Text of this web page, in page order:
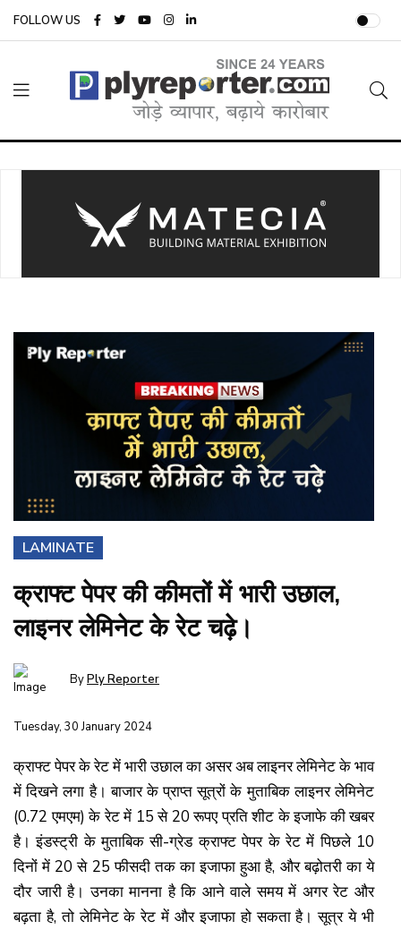
FOLLOW US
LAMINATE
क्राफ्ट पेपर की कीमतों में भारी उछाल,
लाइनर लेमिनेट के रेट चढ़े।
ByPly Reporter
Tuesday, 30 January 2024
क्राफ्ट पेपर के रेट में भारी उछाल का असर अब लाइनर लेमिनेट के भाव
में दिखने लगा है। बाजार के प्राप्त सूत्रों के मुताबिक लाइनर लेमिनेट
(0.72 एमएम) के रेट में 15 से 20 रूपए प्रति शीट के इजाफे की खबर
है। इंडस्ट्री के मुताबिक सी-ग्रेड क्राफ्ट पेपर के रेट में पिछले 10
दिनों में 20 से 25 फीसदी तक का इजाफा हुआ है, और बढ़ोतरी का ये
दौर जारी है। उनका मानना है कि आने वाले समय में अगर रेट और
बढ़ता है, तो लेमिनेट के रेट में और इजाफा हो सकता है। सूत्र ये भी